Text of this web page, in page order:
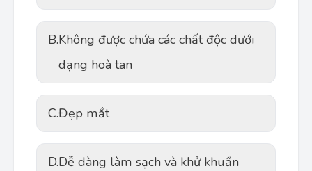
B.Không được chứa các chất độc dưới
dạng hoà tan
C.Đẹp mắt
D.Dễ dàng làm sạch và khử khuẩn